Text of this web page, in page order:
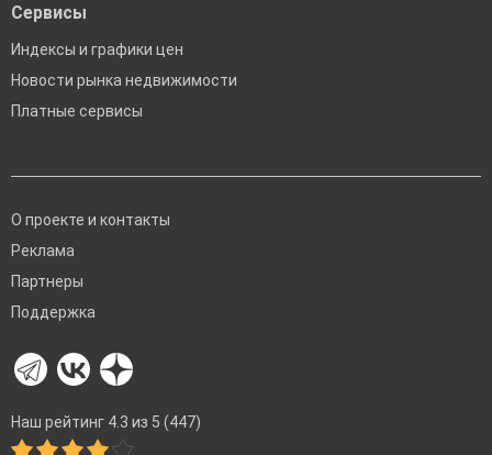
Сервисы
Индексы и графики цен
Новости рынка недвижимости
Платные сервисы
О проекте и контакты
Реклама
Партнеры
Поддержка
Наш рейтинг 4.3 из 5 (447)